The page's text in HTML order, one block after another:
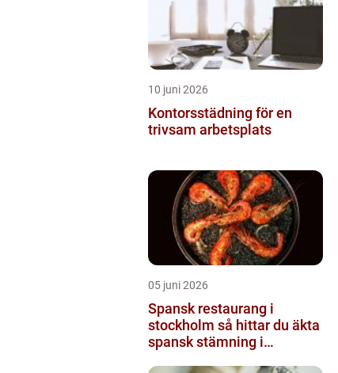
10 juni 2026
Kontorsstädning för en
trivsam arbetsplats
05 juni 2026
Spansk restaurang i
stockholm så hittar du äkta
spansk stämning i